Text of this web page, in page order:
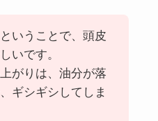
いうことで、頭皮
いです。
がりは、油分が落
ギシギシしてしま